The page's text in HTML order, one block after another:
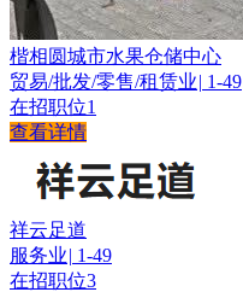
楷相圆城市水果仓储中心
贸易/批发/零售/租赁业| 1-49
在招职位1
查看详情
祥云足道
服务业| 1-49
在招职位3